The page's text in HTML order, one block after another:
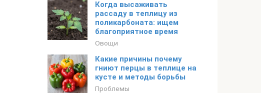
Когда высаживать
рассаду в теплицу из
поликарбоната: ищем
благоприятное время
Овощи
Какие причины почему
гниют перцы в теплице на
кусте и методы борьбы
Проблемы